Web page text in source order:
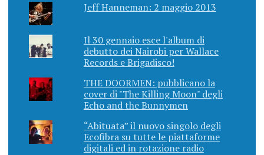
Jeff Hanneman: 2 maggio 2013
Il 30 gennaio esce l'album di
debutto dei Nairobi per Wallace
Records e Brigadisco!
THE DOORMEN: pubblicano la
cover di "The Killing Moon" degli
Echo and the Bunnymen
“Abituata” il nuovo singolo degli
Ecofibra su tutte le piattaforme
digitali ed in rotazione radio